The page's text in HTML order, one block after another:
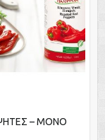
– ΜΟΝΟ